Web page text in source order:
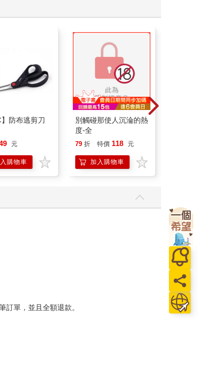
】防布逃剪刀
元
購物車
別觸碰那使人沉淪的熱
度-全
79 折 特價 118 元
加入購物車
單，並且全額退款。